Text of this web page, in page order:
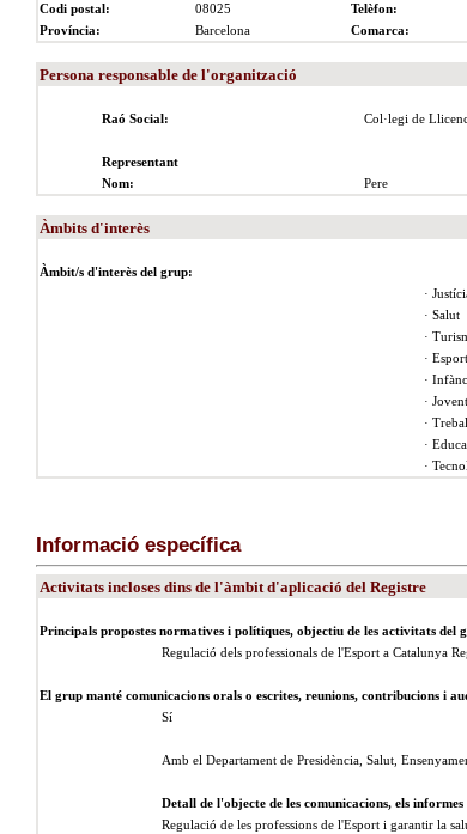
Codi postal:
08025 Telèfon:
Província:
Barcelona Comarca:
Persona responsable de l'organització
Raó Social: Col·legi de
Representant
Nom:
Pere
Àmbits d'interès
Àmbit/s d'interès del grup:
·
· Salut
·
·
·
·
·
·
·
Informació específica
Activitats incloses dins de l'àmbit d'aplicació del Registre
Principals propostes normatives i polítiques, objectiu de les activitats del
Regulació dels professionals de l'Esport a Catalunya
El grup manté comunicacions orals o escrites, reunions, contribucions i
Sí
Amb el Departament de Presidència, Salut,
Detall de l'objecte de les comunicacions, els
Regulació de les professions de l'Esport i garantir la